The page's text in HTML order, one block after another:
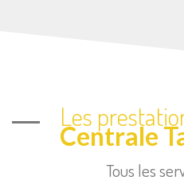
Les
Centrale
Tous les